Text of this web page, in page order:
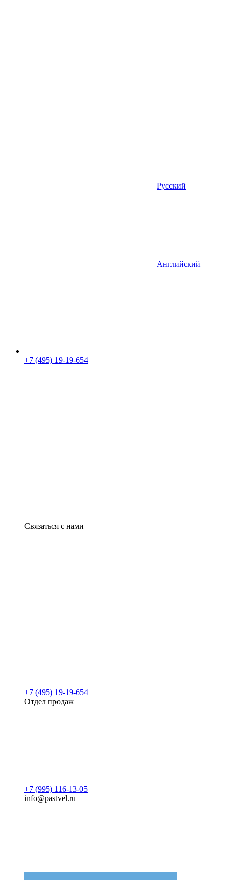
Русский
Английский
+7 (495) 19-19-654
Связаться с нами
+7 (495) 19-19-654
Отдел продаж
+7 (995) 116-13-05
info@pastvel.ru